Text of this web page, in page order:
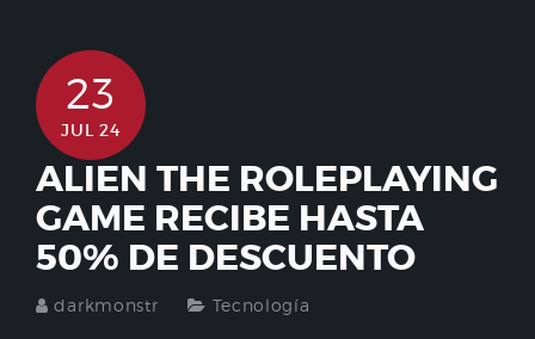
23
JUL 24
ALIEN THE ROLEPLAYING
GAME RECIBE HASTA
50% DE DESCUENTO
darkmonstr Tecnología